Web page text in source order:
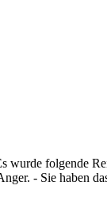
wurde
- Sie haben